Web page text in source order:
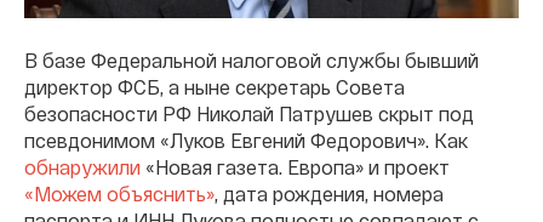
В базе Федеральной налоговой службы бывший
директор ФСБ, а ныне секретарь Совета
безопасности РФ Николай Патрушев скрыт под
псевдонимом «Луков Евгений Федорович». Как
обнаружили «Новая газета. Европа» и проект
«Можем объяснить» , дата рождения, номера